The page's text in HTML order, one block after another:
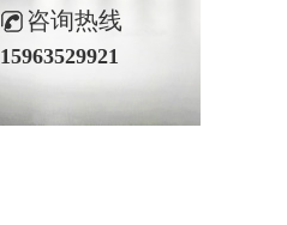
咨询热线
15963529921